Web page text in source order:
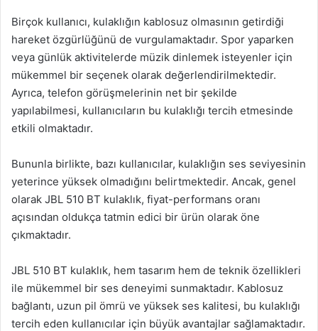
Birçok kullanıcı, kulaklığın kablosuz olmasının getirdiği
hareket özgürlüğünü de vurgulamaktadır. Spor yaparken
veya günlük aktivitelerde müzik dinlemek isteyenler için
mükemmel bir seçenek olarak değerlendirilmektedir.
Ayrıca, telefon görüşmelerinin net bir şekilde
yapılabilmesi, kullanıcıların bu kulaklığı tercih etmesinde
etkili olmaktadır.
Bununla birlikte, bazı kullanıcılar, kulaklığın ses seviyesinin
yeterince yüksek olmadığını belirtmektedir. Ancak, genel
olarak JBL 510 BT kulaklık, fiyat-performans oranı
açısından oldukça tatmin edici bir ürün olarak öne
çıkmaktadır.
JBL 510 BT kulaklık, hem tasarım hem de teknik özellikleri
ile mükemmel bir ses deneyimi sunmaktadır. Kablosuz
bağlantı, uzun pil ömrü ve yüksek ses kalitesi, bu kulaklığı
tercih eden kullanıcılar için büyük avantajlar sağlamaktadır.